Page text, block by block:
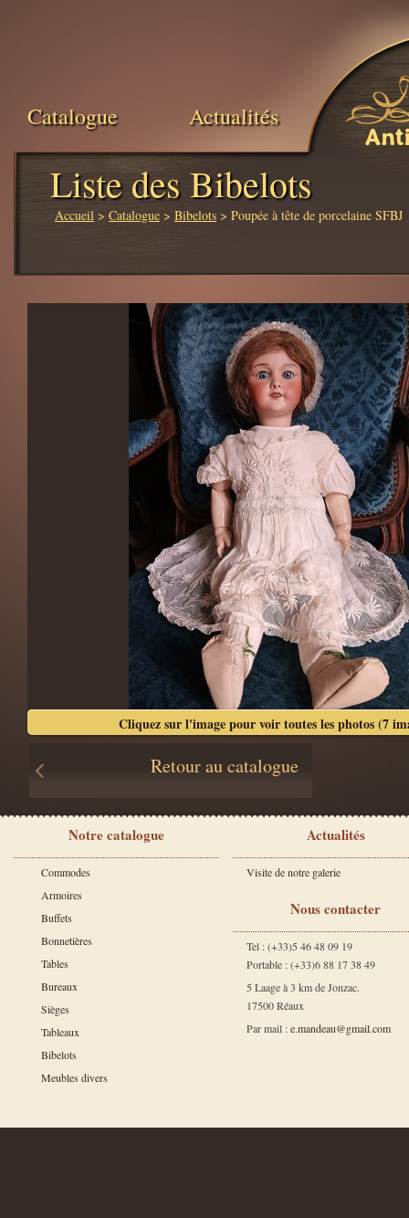
Catalogue Actualités
Liste des Bibelots
Accueil > Catalogue > Bibelots > Poupée à tête de porcelaine SFBJ
Cliquez sur l'image pour voir toutes les photos (7
Retour au catalogue
Notre catalogue
Commodes
Armoires
Buffets
Bonnetières
Tables
Bureaux
Sièges
Tableaux
Bibelots
Meubles divers
Actualités
Visite de notre galerie
Nous contacter
Tel : (+33)5 46 48 09 19
Portable : (+33)6 88 17 38 49
5 Laage à 3 km de Jonzac.
17500 Réaux
Par mail :e.mandeau@gmail.com